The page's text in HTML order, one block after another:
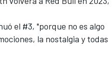
el #3, "porque no es algo
la nostalgia y todas